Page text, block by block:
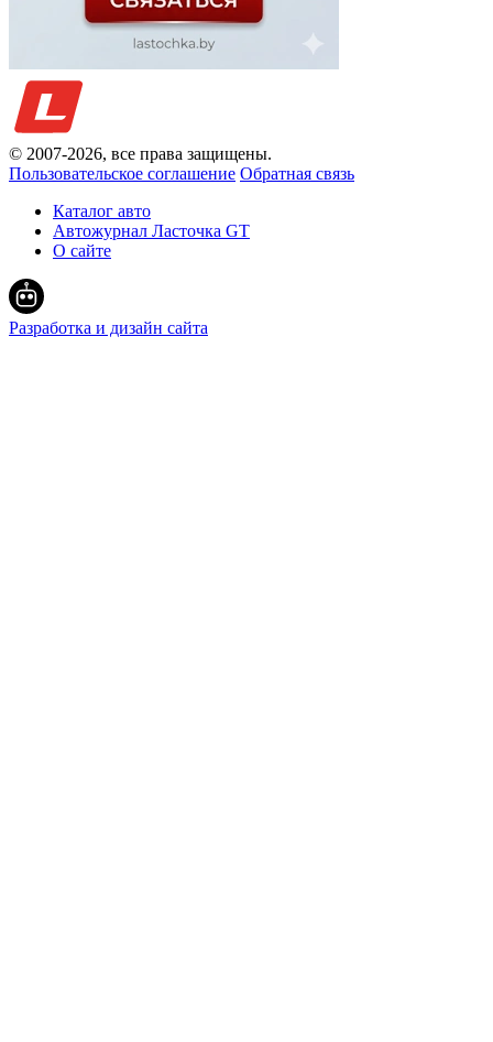
© 2007-2026, все права защищены.
Пользовательское соглашение Обратная связь
Каталог авто
Автожурнал Ласточка GT
О сайте
Разработка и дизайн сайта